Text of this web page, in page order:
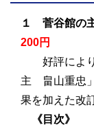
１ 菅谷館の
200円
好評によ
主 畠山重忠
果を加えた改
《目次》